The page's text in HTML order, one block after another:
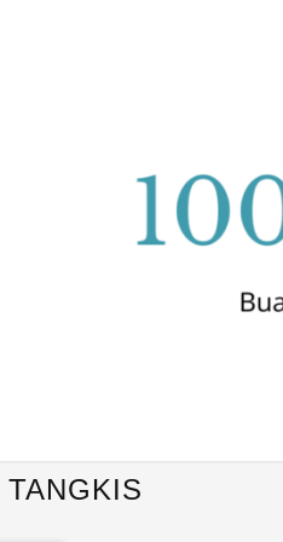
TANGKIS